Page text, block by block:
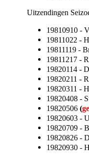
Uitzendingen
19810910 -
19811022 -
19811119 -
19811217 -
19820114 -
19820211 -
19820311 -
19820408 -
19820506 (
19820603 -
19820709 -
19820826 -
19820930 -